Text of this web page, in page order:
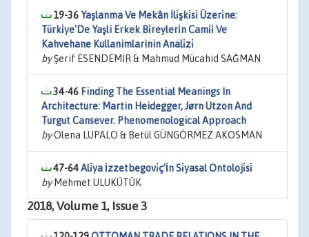
19-36Yaşlanma Ve Mekân İli̇şki̇si̇ Üzeri̇ne:
Türki̇ye'De Yaşli Erkek Bi̇reyleri̇n Cami̇i̇ Ve
Kahvehane Kullanimlarinin Anali̇zi̇
byŞerif ESENDEMİR & Mahmud Mücahid SAĞMAN
34-46 Finding The Essential Meanings In
Architecture: Martin Heidegger, Jørn Utzon And
Turgut Cansever. Phenomenological Approach
byOlena LUPALO & Betül GÜNGÖRMEZ AKOSMAN
47-64Ali̇ya İzzetbegovi̇ç’İn Si̇yasal Ontoloji̇si̇
byMehmet ULUKÜTÜK
2018, Volume 1, Issue 3